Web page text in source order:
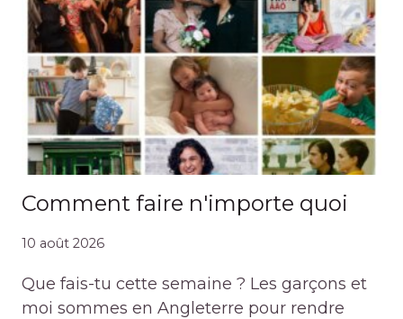
Comment faire n'importe quoi
10 août 2026
Que fais-tu cette semaine ? Les garçons et
moi sommes en Angleterre pour rendre